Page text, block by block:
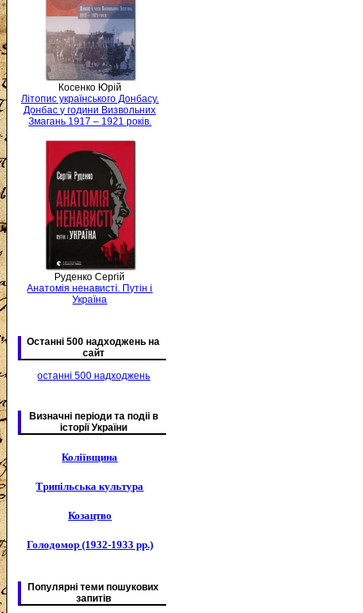
Косенко Юрій
Літопис українського Донбасу.
Донбас у години Визвольних
Змагань 1917 – 1921 років.
Руденко Сергій
Анатомія ненависті. Путін і
Україна
Останні 500 надходжень на
сайт
останні 500 надходжень
Визначні періоди та подіі в
історії України
Коліївщина
Трипільська культура
Козацтво
Голодомор (1932-1933 рр.)
Популярні теми пошукових
запитів